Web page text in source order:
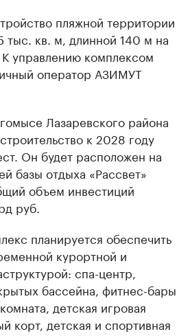
пляжной территории
кв. м, длинной 140 м на
управлению комплексом
оператор АЗИМУТ
Лазаревского района
к 2028 году
Он будет расположен на
базы отдыха «Рассвет»
объем инвестиций
руб.
планируется обеспечить
курортной и
спа-центр,
бассейна, фитнес-бары
детская игровая
корт, детская и спортивная